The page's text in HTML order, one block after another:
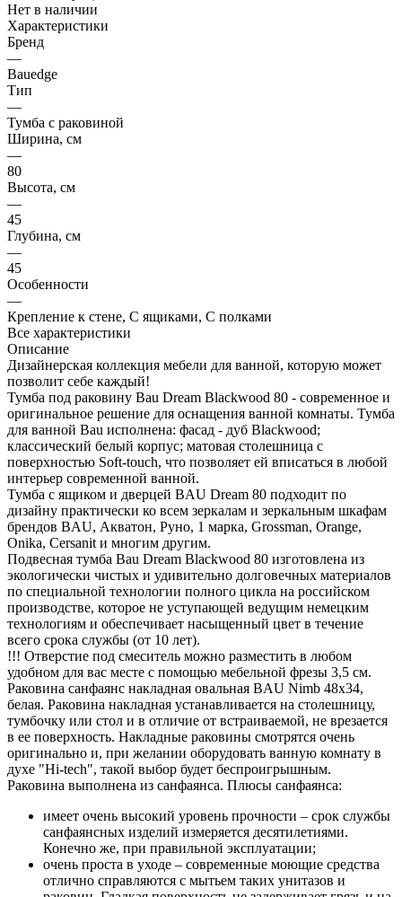
Нет в наличии
Характеристики
Бренд
—
Bauedge
Тип
—
Тумба с раковиной
Ширина, см
—
80
Высота, см
—
45
Глубина, см
—
45
Особенности
—
Крепление к стене, С ящиками, С полками
Все характеристики
Описание
Дизайнерская коллекция мебели для ванной, которую может
позволит себе каждый!
Тумба под раковину Bau Dream Blackwood 80 - современное и
оригинальное решение для оснащения ванной комнаты. Тумба
для ванной Bau исполнена: фасад - дуб Blackwood;
классический белый корпус; матовая столешница с
поверхностью Soft-touch, что позволяет ей вписаться в любой
интерьер современной ванной.
Тумба с ящиком и дверцей BAU Dream 80 подходит по
дизайну практически ко всем зеркалам и зеркальным шкафам
брендов BAU, Акватон, Руно, 1 марка, Grossman, Orange,
Onika, Cersanit и многим другим.
Подвесная тумба Bau Dream Blackwood 80 изготовлена из
экологически чистых и удивительно долговечных материалов
по специальной технологии полного цикла на российском
производстве, которое не уступающей ведущим немецким
технологиям и обеспечивает насыщенный цвет в течение
всего срока службы (от 10 лет).
!!! Отверстие под смеситель можно разместить в любом
удобном для вас месте с помощью мебельной фрезы 3,5 см.
Раковина санфаянс накладная овальная BAU Nimb 48х34,
белая. Раковина накладная устанавливается на столешницу,
тумбочку или стол и в отличие от встраиваемой, не врезается
в ее поверхность. Накладные раковины смотрятся очень
оригинально и, при желании оборудовать ванную комнату в
духе "Hi-tech", такой выбор будет беспроигрышным.
Раковина выполнена из санфаянса. Плюсы санфаянса:
имеет очень высокий уровень прочности – срок службы
санфаянсных изделий измеряется десятилетиями.
Конечно же, при правильной эксплуатации;
очень проста в уходе – современные моющие средства
отлично справляются с мытьем таких унитазов и